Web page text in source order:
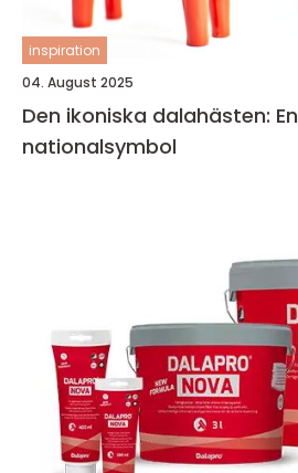
inspiration
04. August 2025
Den ikoniska dalahästen:
nationalsymbol